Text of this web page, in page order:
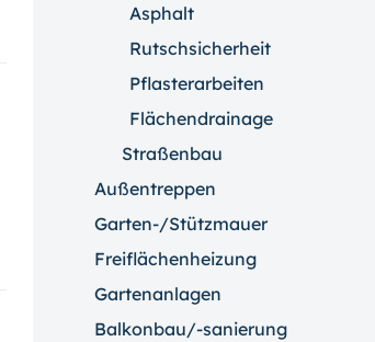
Asphalt
Rutschsicherheit
Pflasterarbeiten
Flächendrainage
Straßenbau
Außentreppen
Garten-/Stützmauer
Freiflächenheizung
Gartenanlagen
Balkonbau/-sanierung